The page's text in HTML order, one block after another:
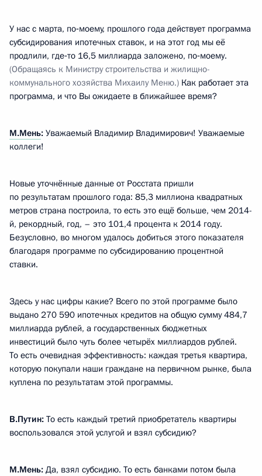
У нас с марта, по‑моему, прошлого года действует программа
субсидирования ипотечных ставок, и на этот год мы её
продлили, где‑то 16,5 миллиарда заложено, по‑моему.
(Обращаясь к Министру строительства и жилищно-
коммунального хозяйства Михаилу Меню.) Как работает эта
программа, и что Вы ожидаете в ближайшее время?
М.Мень: Уважаемый Владимир Владимирович! Уважаемые
коллеги!
Новые уточнённые данные от Росстата пришли
по результатам прошлого года: 85,3 миллиона квадратных
метров страна построила, то есть это ещё больше, чем 2014-
й, рекордный, год, – это 101,4 процента к 2014 году.
Безусловно, во многом удалось добиться этого показателя
благодаря программе по субсидированию процентной
ставки.
Здесь у нас цифры какие? Всего по этой программе было
выдано 270 590 ипотечных кредитов на общую сумму 484,7
миллиарда рублей, а государственных бюджетных
инвестиций было чуть более четырёх миллиардов рублей.
То есть очевидная эффективность: каждая третья квартира,
которую покупали наши граждане на первичном рынке, была
куплена по результатам этой программы.
В.Путин: То есть каждый третий приобретатель квартиры
воспользовался этой услугой и взял субсидию?
М.Мень: Да, взял субсидию. То есть банками потом была